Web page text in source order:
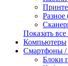
Разное
Показать
Компьютеры
Смартфоны
Блоки